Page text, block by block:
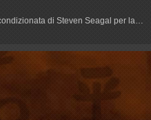
di Steven Seagal per la…